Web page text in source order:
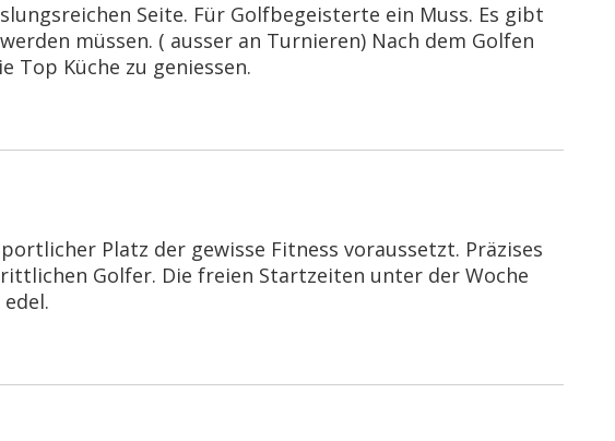
Seite. Für Golfbegeisterte ein Muss. Es gibt
müssen. ( ausser an Turnieren) Nach dem Golfen
Top Küche zu geniessen.
Platz der gewisse Fitness voraussetzt. Präzises
Golfer. Die freien Startzeiten unter der Woche